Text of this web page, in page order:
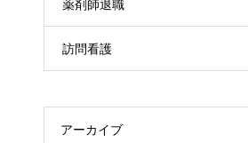
薬剤師退職
訪問看護
アーカイブ